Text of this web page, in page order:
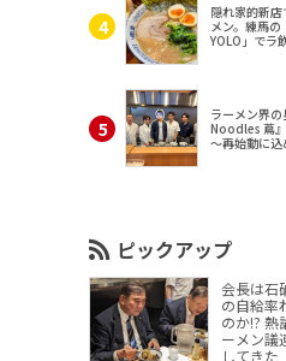
隠れ家的新
メン。練馬
YOLO」でラ
ラーメン界
Noodles 蔦
～再始動に
ピックアップ
会長は石
の自給率
のか!? 熱
ーメン議
してきた